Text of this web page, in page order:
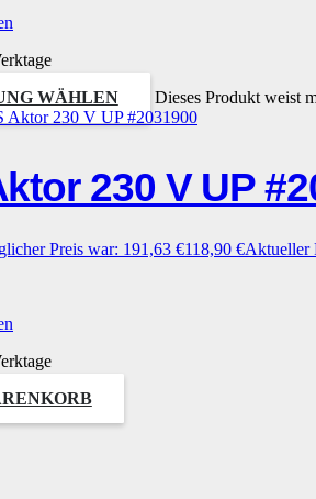
WÄHLEN
Dieses Produkt weist
230 V UP
Preis war: 191,63 €118,90 €Aktueller